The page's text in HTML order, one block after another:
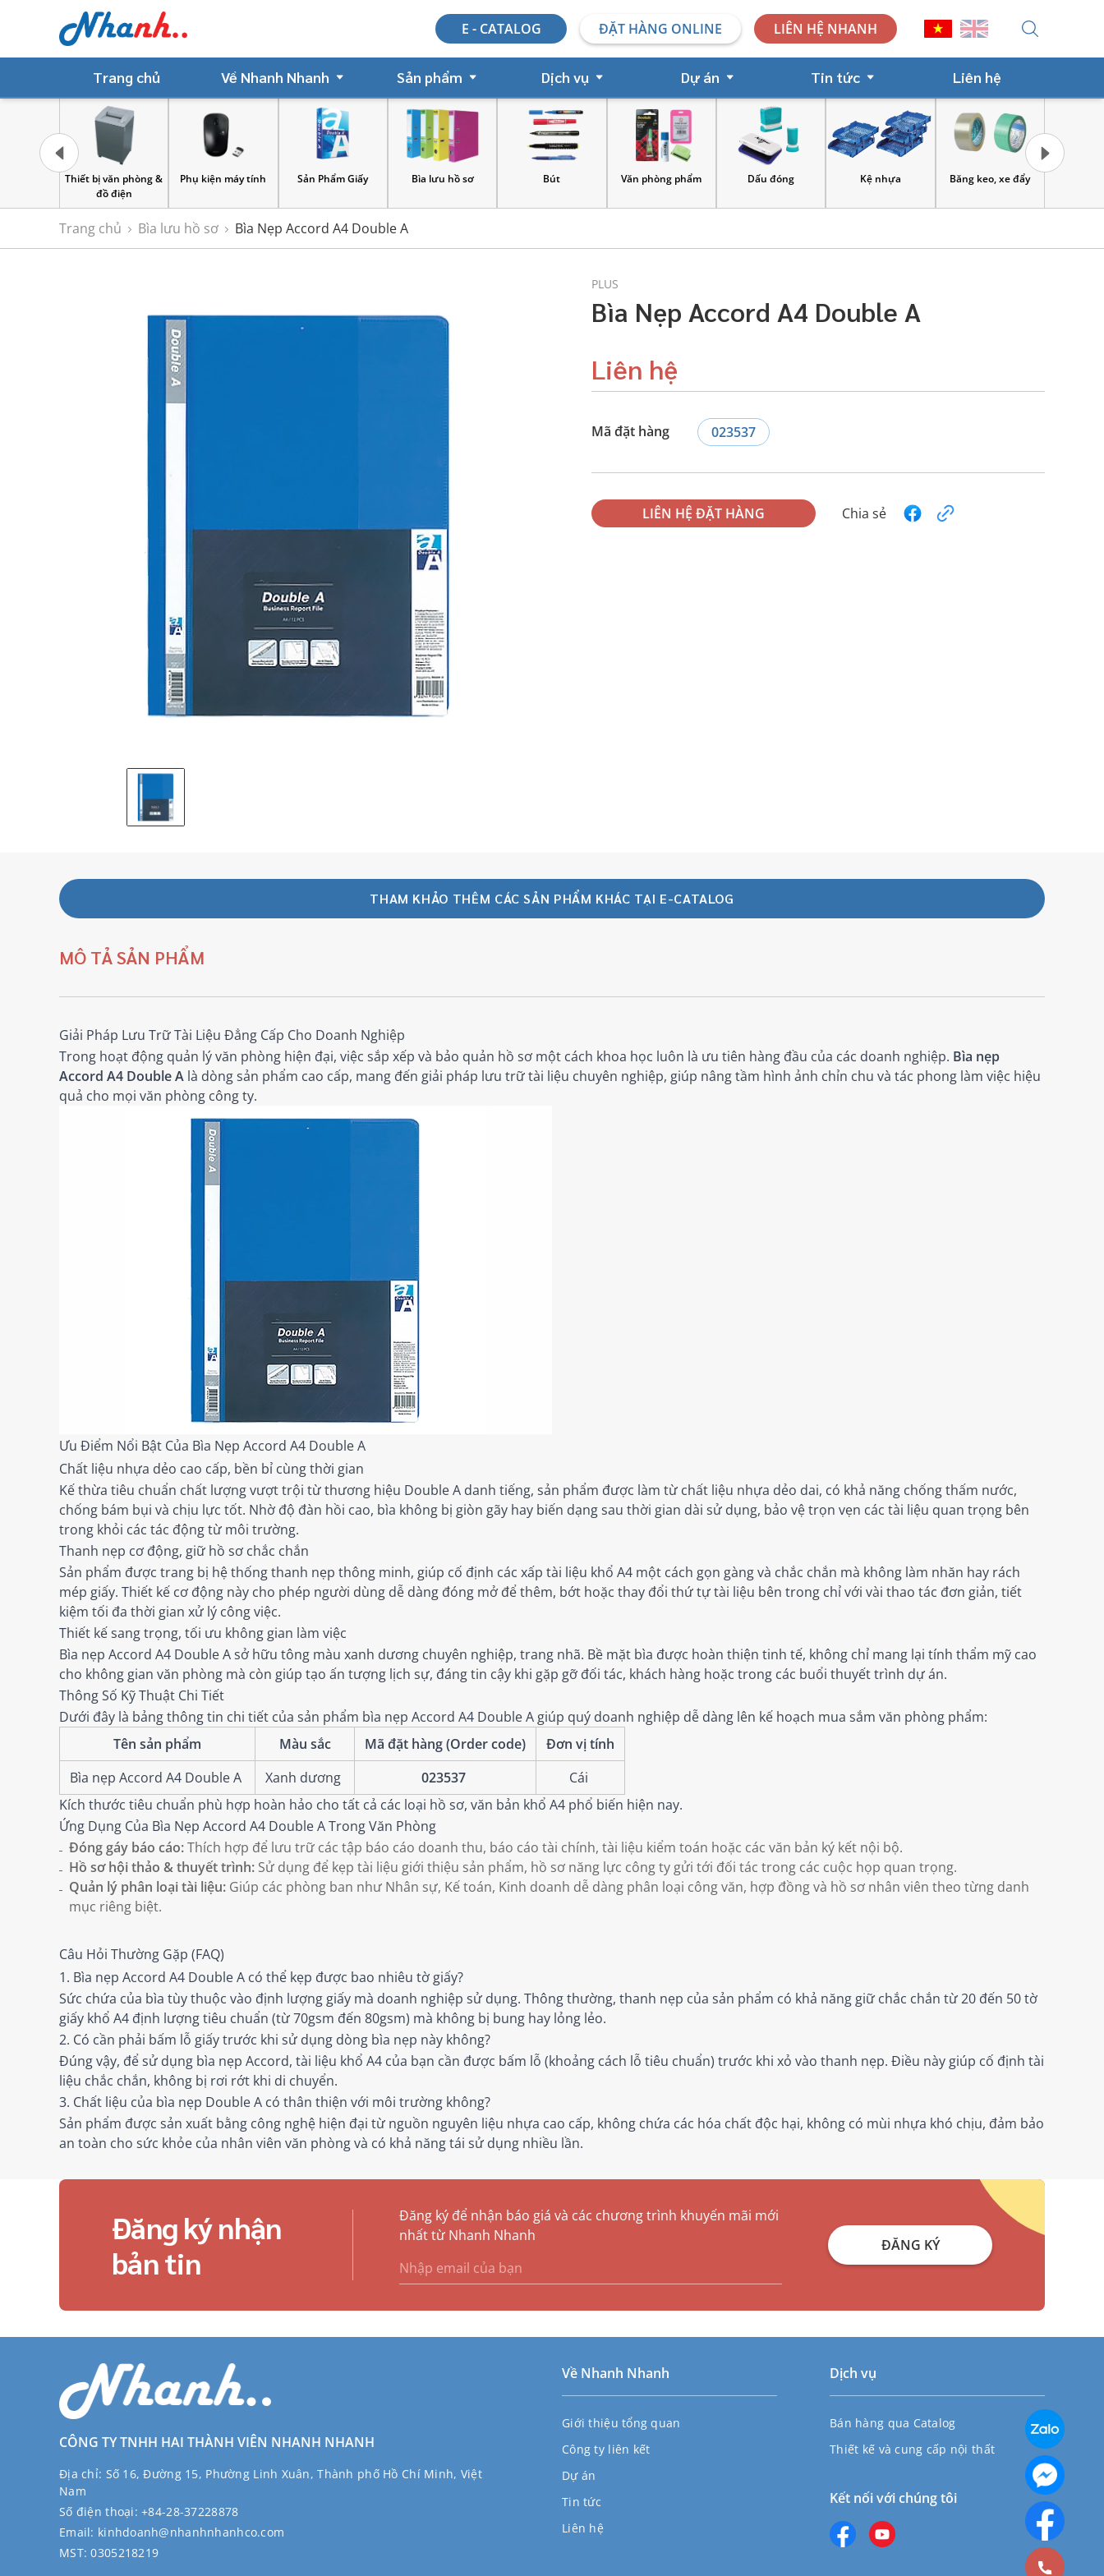
E - CATALOG ĐẶT HÀNG ONLINE LIÊN HỆ NHANH
Trang chủ Về Nhanh Nhanh Sản phẩm Dịch vụ Dự án Tin tức Liên hệ
Thiết bị văn phòng &
đồ điện
Phụ kiện máy tính Sản Phẩm Giấy Bìa lưu hồ sơ Bút Văn phòng phẩm Dấu đóng Kệ nhựa Băng keo, xe đẩy
Trang chủ Bìa lưu hồ sơ Bìa Nẹp Accord A4 Double A
PLUS
Bìa Nẹp Accord A4 Double A
Liên hệ
Mã đặt hàng 023537
LIÊN HỆ ĐẶT HÀNG Chia sẻ
THAM KHẢO THÊM CÁC SẢN PHẨM KHÁC TẠI E-CATALOG
MÔ TẢ SẢN PHẨM
Giải Pháp Lưu Trữ Tài Liệu Đẳng Cấp Cho Doanh Nghiệp
Trong hoạt động quản lý văn phòng hiện đại, việc sắp xếp và bảo quản hồ sơ một cách khoa học luôn là ưu tiên hàng đầu của các doanh nghiệp. Bìa nẹp
Accord A4 Double A là dòng sản phẩm cao cấp, mang đến giải pháp lưu trữ tài liệu chuyên nghiệp, giúp nâng tầm hình ảnh chỉn chu và tác phong làm việc hiệu
quả cho mọi văn phòng công ty.
Ưu Điểm Nổi Bật Của Bìa Nẹp Accord A4 Double A
Chất liệu nhựa dẻo cao cấp, bền bỉ cùng thời gian
Kế thừa tiêu chuẩn chất lượng vượt trội từ thương hiệu Double A danh tiếng, sản phẩm được làm từ chất liệu nhựa dẻo dai, có khả năng chống thấm nước,
chống bám bụi và chịu lực tốt. Nhờ độ đàn hồi cao, bìa không bị giòn gãy hay biến dạng sau thời gian dài sử dụng, bảo vệ trọn vẹn các tài liệu quan trọng bên
trong khỏi các tác động từ môi trường.
Thanh nẹp cơ động, giữ hồ sơ chắc chắn
Sản phẩm được trang bị hệ thống thanh nẹp thông minh, giúp cố định các xấp tài liệu khổ A4 một cách gọn gàng và chắc chắn mà không làm nhăn hay rách
mép giấy. Thiết kế cơ động này cho phép người dùng dễ dàng đóng mở để thêm, bớt hoặc thay đổi thứ tự tài liệu bên trong chỉ với vài thao tác đơn giản, tiết
kiệm tối đa thời gian xử lý công việc.
Thiết kế sang trọng, tối ưu không gian làm việc
Bìa nẹp Accord A4 Double A sở hữu tông màu xanh dương chuyên nghiệp, trang nhã. Bề mặt bìa được hoàn thiện tinh tế, không chỉ mang lại tính thẩm mỹ cao
cho không gian văn phòng mà còn giúp tạo ấn tượng lịch sự, đáng tin cậy khi gặp gỡ đối tác, khách hàng hoặc trong các buổi thuyết trình dự án.
Thông Số Kỹ Thuật Chi Tiết
Dưới đây là bảng thông tin chi tiết của sản phẩm bìa nẹp Accord A4 Double A giúp quý doanh nghiệp dễ dàng lên kế hoạch mua sắm văn phòng phẩm:
Tên sản phẩm
Màu sắc Mã đặt hàng (Order code)
Đơn vị tính
Bìa nẹp Accord A4 Double A
Xanh dương 023537
Cái
Kích thước tiêu chuẩn phù hợp hoàn hảo cho tất cả các loại hồ sơ, văn bản khổ A4 phổ biến hiện nay.
Ứng Dụng Của Bìa Nẹp Accord A4 Double A Trong Văn Phòng
Đóng gáy báo cáo:Thích hợp để lưu trữ các tập báo cáo doanh thu, báo cáo tài chính, tài liệu kiểm toán hoặc các văn bản ký kết nội bộ.
Hồ sơ hội thảo & thuyết trình: Sử dụng để kẹp tài liệu giới thiệu sản phẩm, hồ sơ năng lực công ty gửi tới đối tác trong các cuộc họp quan trọng.
Quản lý phân loại tài liệu: Giúp các phòng ban như Nhân sự, Kế toán, Kinh doanh dễ dàng phân loại công văn, hợp đồng và hồ sơ nhân viên theo từng danh
mục riêng biệt.
Câu Hỏi Thường Gặp (FAQ)
1. Bìa nẹp Accord A4 Double A có thể kẹp được bao nhiêu tờ giấy?
Sức chứa của bìa tùy thuộc vào định lượng giấy mà doanh nghiệp sử dụng. Thông thường, thanh nẹp của sản phẩm có khả năng giữ chắc chắn từ 20 đến 50 tờ
giấy khổ A4 định lượng tiêu chuẩn (từ 70gsm đến 80gsm) mà không bị bung hay lỏng lẻo.
2. Có cần phải bấm lỗ giấy trước khi sử dụng dòng bìa nẹp này không?
Đúng vậy, để sử dụng bìa nẹp Accord, tài liệu khổ A4 của bạn cần được bấm lỗ (khoảng cách lỗ tiêu chuẩn) trước khi xỏ vào thanh nẹp. Điều này giúp cố định tài
liệu chắc chắn, không bị rơi rớt khi di chuyển.
3. Chất liệu của bìa nẹp Double A có thân thiện với môi trường không?
Sản phẩm được sản xuất bằng công nghệ hiện đại từ nguồn nguyên liệu nhựa cao cấp, không chứa các hóa chất độc hại, không có mùi nhựa khó chịu, đảm bảo
an toàn cho sức khỏe của nhân viên văn phòng và có khả năng tái sử dụng nhiều lần.
Đăng ký nhận
bản tin
Đăng ký để nhận báo giá và các chương trình khuyến mãi mới
nhất từ Nhanh Nhanh
ĐĂNG KÝ
CÔNG TY TNHH HAI THÀNH VIÊN NHANH NHANH
Địa chỉ: Số 16, Đường 15, Phường Linh Xuân, Thành phố Hồ Chí Minh, Việt
Nam
Số điện thoại:+84-28-37228878
Email: kinhdoanh@nhanhnhanhco.com
MST:0305218219
Về Nhanh Nhanh
Giới thiệu tổng quan
Công ty liên kết
Dự án
Tin tức
Liên hệ
Dịch vụ
Bán hàng qua Catalog
Thiết kế và cung cấp nội thất
Kết nối với chúng tôi